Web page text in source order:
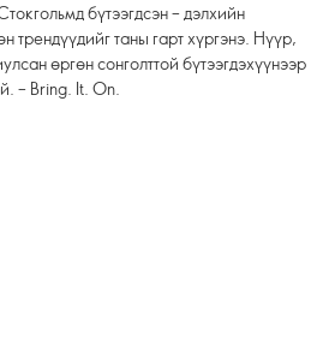
бүтээгдсэн – дэлхийн
трендүүдийг таны гарт хүргэнэ. Нүүр,
өргөн сонголттой бүтээгдэхүүнээр
– Bring. It. On.